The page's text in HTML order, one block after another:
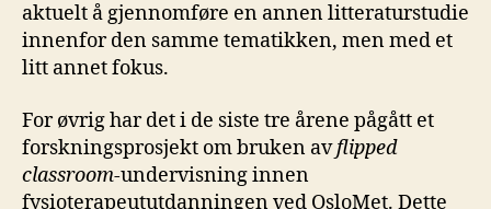
aktuelt å gjennomføre en annen litteraturstudie
innenfor den samme tematikken, men med et
litt annet fokus.
For øvrig har det i de siste tre årene pågått et
forskningsprosjekt om bruken avflipped
classroom-undervisning innen
fysioterapeututdanningen ved OsloMet. Dette